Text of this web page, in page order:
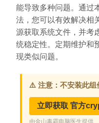
能导致多种问题。通过
法，您可以有效解决相
源获取系统文件，并考
统稳定性。定期维护和
现类似问题。